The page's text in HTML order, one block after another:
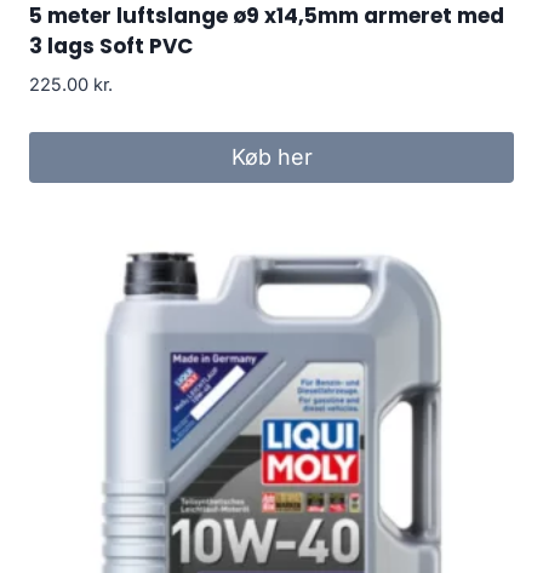
5 meter luftslange ø9 x14,5mm armeret med
3 lags Soft PVC
225.00 kr.
Køb her